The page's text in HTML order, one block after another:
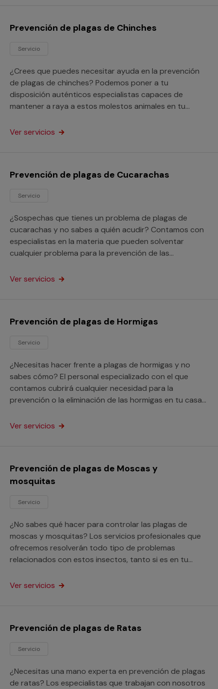
Prevención de plagas de Chinches
Servicio
¿Crees que puedes necesitar ayuda en la prevención
de plagas de chinches? Podemos poner a tu
disposición auténticos especialistas capaces de
mantener a raya a estos molestos animales en tu
Ver servicios
Prevención de plagas de Cucarachas
Servicio
¿Sospechas que tienes un problema de plagas de
cucarachas y no sabes a quién acudir? Contamos con
especialistas en la materia que pueden solventar
cualquier problema para la prevención de las
Ver servicios
Prevención de plagas de Hormigas
Servicio
¿Necesitas hacer frente a plagas de hormigas y no
sabes cómo? El personal especializado con el que
contamos cubrirá cualquier necesidad para la
prevención o la eliminación de las hormigas en tu casa
Ver servicios
Prevención de plagas de Moscas y
mosquitas
Servicio
¿No sabes qué hacer para controlar las plagas de
moscas y mosquitas? Los servicios profesionales que
ofrecemos resolverán todo tipo de problemas
relacionados con estos insectos, tanto si es en tu
Ver servicios
Prevención de plagas de Ratas
Servicio
¿Necesitas una mano experta en prevención de plagas
de ratas? Los especialistas que trabajan con nosotros